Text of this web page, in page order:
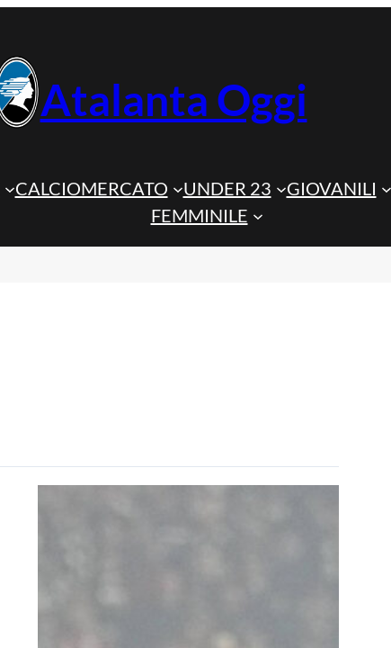
Atalanta Oggi
CALCIOMERCATO UNDER 23 GIOVANILI
FEMMINILE